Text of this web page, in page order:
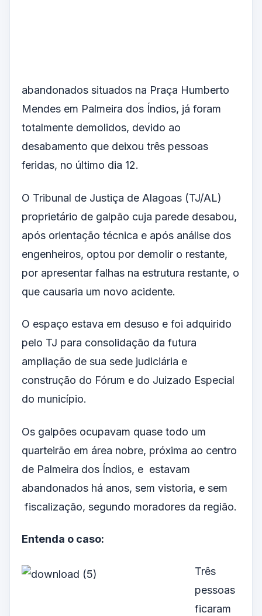
abandonados situados na Praça Humberto
Mendes em Palmeira dos Índios, já foram
totalmente demolidos, devido ao
desabamento que deixou três pessoas
feridas, no último dia 12.
O Tribunal de Justiça de Alagoas (TJ/AL)
proprietário de galpão cuja parede desabou,
após orientação técnica e após análise dos
engenheiros, optou por demolir o restante,
por apresentar falhas na estrutura restante, o
que causaria um novo acidente.
O espaço estava em desuso e foi adquirido
pelo TJ para consolidação da futura
ampliação de sua sede judiciária e
construção do Fórum e do Juizado Especial
do município.
Os galpões ocupavam quase todo um
quarteirão em área nobre, próxima ao centro
de Palmeira dos Índios, e estavam
abandonados há anos, sem vistoria, e sem
fiscalização, segundo moradores da região.
Entenda o caso:
Três
pessoas
ficaram